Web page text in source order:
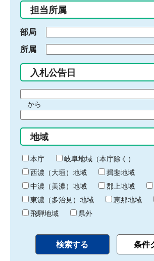
入
力
担当所属
部局
所属
入札公告日
間
始
り
から
間
終
わ
り
地域
本庁
岐阜地域（本庁除く）
西濃（大垣）地域
揖斐地域
中濃（美濃）地域
郡上地域
東濃（多治見）地域
恵那地域
飛騨地域
県外